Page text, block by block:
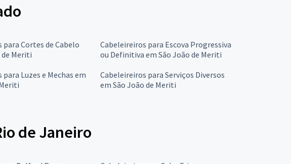
para Cortes de Cabelo
de Meriti
Cabeleireiros para Escova Progressiva
ou Definitiva em São João de Meriti
Luzes e Mechas em
Cabeleireiros para Serviços Diversos
em São João de Meriti
de Janeiro